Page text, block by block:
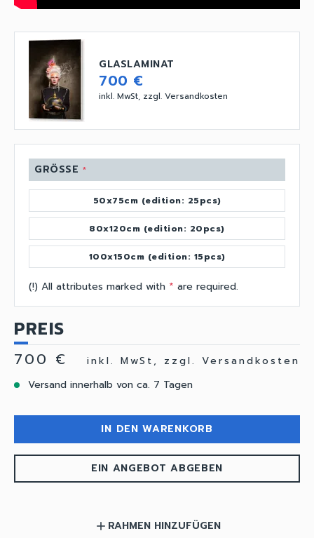
GLASLAMINAT
700 €
inkl. MwSt, zzgl. Versandkosten
GRÖSSE *
50x75cm (edition: 25pcs)
80x120cm (edition: 20pcs)
100x150cm (edition: 15pcs)
(!) All attributes marked with * are required.
PREIS
700 €
inkl. MwSt, zzgl. Versandkosten
Versand innerhalb von ca. 7 Tagen
IN DEN WARENKORB
EIN ANGEBOT ABGEBEN
add RAHMEN HINZUFÜGEN